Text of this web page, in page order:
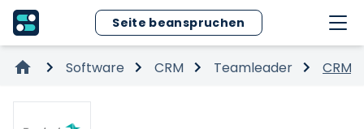
Seite beanspruchen
Software CRM Teamleader CRM